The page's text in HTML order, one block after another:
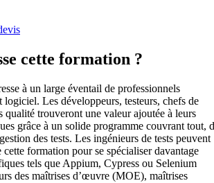
cette formation ?
à un large éventail de professionnels
logiciel. Les développeurs, testeurs, chefs de
qualité trouveront une valeur ajoutée à leurs
grâce à un solide programme couvrant tout,
des tests. Les ingénieurs de tests peuvent
formation pour se spécialiser davantage
tels que Appium, Cypress ou Selenium
des maîtrises d’œuvre (MOE), maîtrises